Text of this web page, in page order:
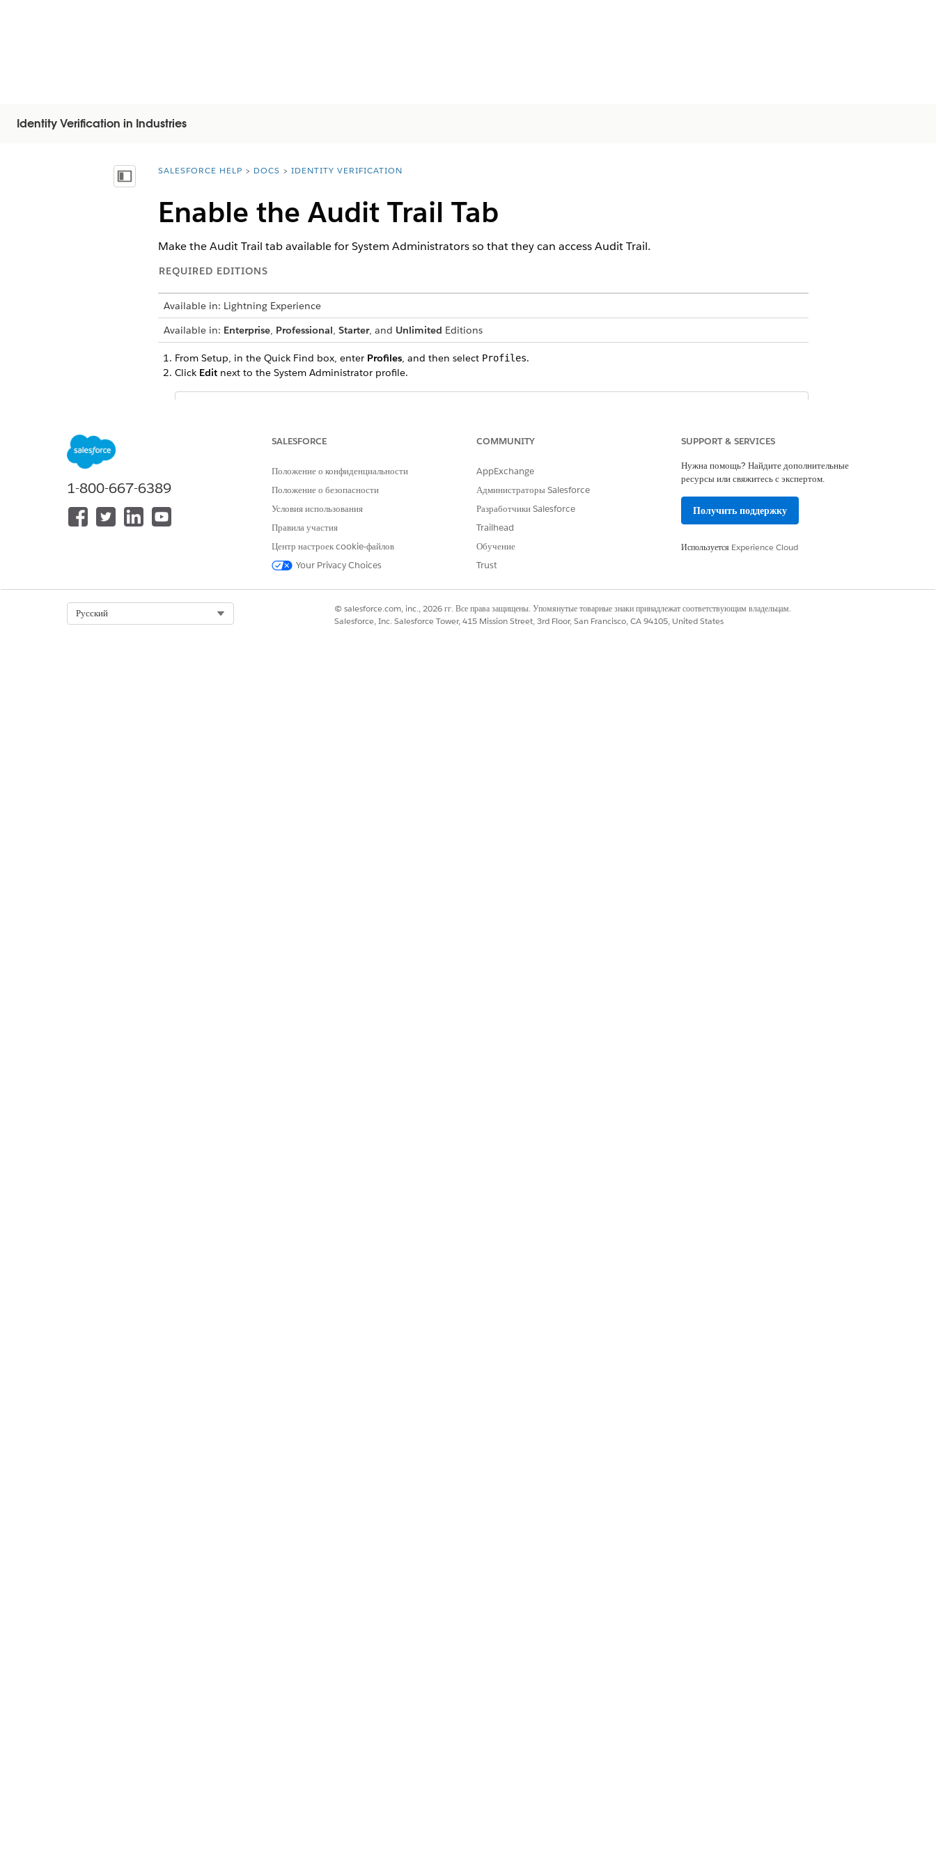
Identity Verification in Industries
Показать содержание
You are here:
SALESFORCE HELP DOCS IDENTITY VERIFICATION
Enable the Audit Trail Tab
Make the Audit Trail tab available for System Administrators so that they can access Audit Trail.
REQUIRED EDITIONS
Available in: Lightning Experience
Available in: Enterprise, Professional, Starter, and Unlimited Editions
From Setup, in the Quick Find box, enter Profiles, and then select Profiles.
Click Editnext to the System Administrator profile.
Data is logged in Audit Trail even if the Audit Trail tab isn’t enabled.
ЭТА СТАТЬЯ РЕШИЛА ВАШУ ПРОБЛЕМУ?
Оставьте свой отзыв, чтобы мы могли стать лучше!
1-800-667-6389
SALESFORCE
Положение о конфиденциальности
Положение о безопасности
Условия использования
Правила участия
Центр настроек cookie-файлов
Your Privacy Choices
COMMUNITY
AppExchange
Администраторы Salesforce
Разработчики Salesforce
Trailhead
Обучение
Trust
SUPPORT & SERVICES
Нужна помощь? Найдите дополнительные
ресурсы или свяжитесь с экспертом.
Получить поддержку
Используется Experience Cloud
Русский
© salesforce.com, inc., 2026 гг. Все права защищены. Упомянутые товарные знаки принадлежат соответствующим владельцам.
Salesforce, Inc. Salesforce Tower, 415 Mission Street, 3rd Floor, San Francisco, CA 94105, United States